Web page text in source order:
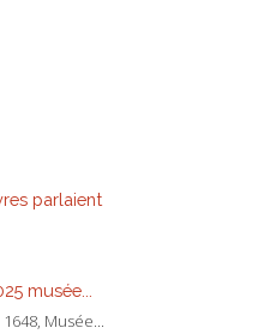
parlaient
musée...
Musée...